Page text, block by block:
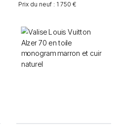
Prix du neuf : 1 750 €